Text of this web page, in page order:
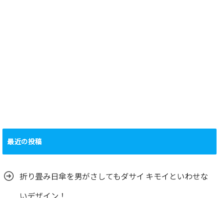
最近の投稿
折り畳み日傘を男がさしてもダサイ キモイといわせな
いデザイン！